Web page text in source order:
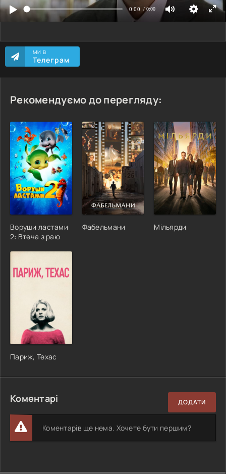
МИ В
Телеграм
Рекомендуємо до перегляду:
Воруши ластами
2: Втеча з раю
Фабельмани Мільярди
Париж, Техас
Коментарі ДОДАТИ
Коментарів ще нема. Хочете бути першим?